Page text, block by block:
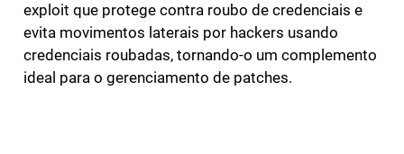
exploit que protege contra roubo de credenciais e
evita movimentos laterais por hackers usando
credenciais roubadas, tornando-o um complemento
ideal para o gerenciamento de patches.